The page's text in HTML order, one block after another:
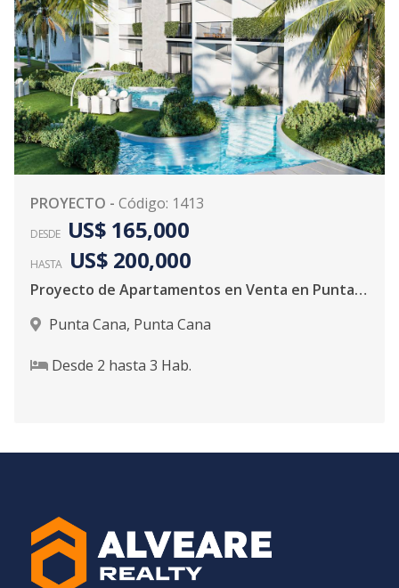
PROYECTO - Código: 1413
DESDE US$ 165,000
HASTA US$ 200,000
Proyecto de Apartamentos en Venta en Punta Cana
Punta Cana, Punta Cana
Desde 2 hasta 3 Hab.